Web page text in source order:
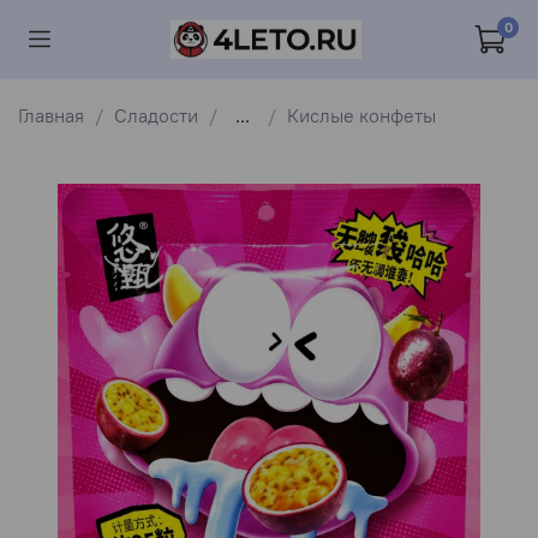
0
Главная Сладости ... Кислые конфеты